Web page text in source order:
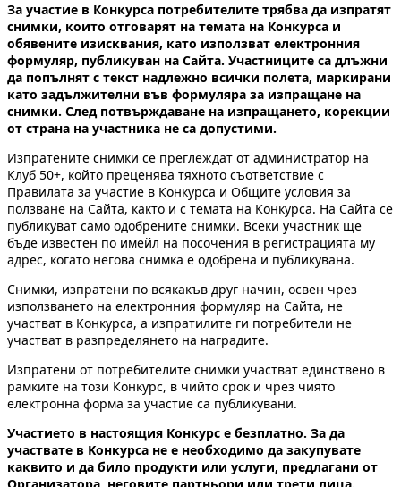
За участие в Конкурса потребителите трябва да изпратят
снимки, които отговарят на темата на Конкурса и
обявените изисквания, като използват електронния
формуляр, публикуван на Сайта. Участниците са длъжни
да попълнят с текст надлежно всички полета, маркирани
като задължителни във формуляра за изпращане на
снимки. След потвърждаване на изпращането, корекции
от страна на участника не са допустими.
Изпратените снимки се преглеждат от администратор на
Клуб 50+, който преценява тяхното съответствие с
Правилата за участие в Конкурса и Общите условия за
ползване на Сайта, както и с темата на Конкурса. На Сайта се
публикуват само одобрените снимки. Всеки участник ще
бъде известен по имейл на посочения в регистрацията му
адрес, когато негова снимка е одобрена и публикувана.
Снимки, изпратени по всякакъв друг начин, освен чрез
използването на електронния формуляр на Сайта, не
участват в Конкурса, а изпратилите ги потребители не
участват в разпределянето на наградите.
Изпратени от потребителите снимки участват единствено в
рамките на този Конкурс, в чийто срок и чрез чиято
електронна форма за участие са публикувани.
Участието в настоящия Конкурс е безплатно. За да
участвате в Kонкурса не е необходимо да закупувате
каквито и да било продукти или услуги, предлагани от